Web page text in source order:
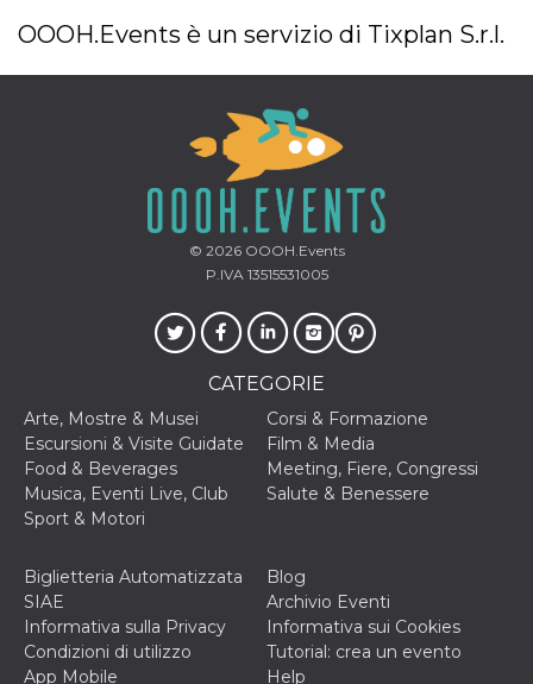
OOOH.Events è un servizio di Tixplan S.r.l.
© 2026OOOH.Events
P.IVA 13515531005
CATEGORIE
Arte, Mostre & Musei
Corsi & Formazione
Escursioni & Visite Guidate
Film & Media
Food & Beverages
Meeting, Fiere, Congressi
Musica, Eventi Live, Club
Salute & Benessere
Sport & Motori
Biglietteria Automatizzata
SIAE
Blog
Archivio Eventi
Informativa sulla Privacy
Informativa sui Cookies
Condizioni di utilizzo
Tutorial: crea un evento
App Mobile
Help